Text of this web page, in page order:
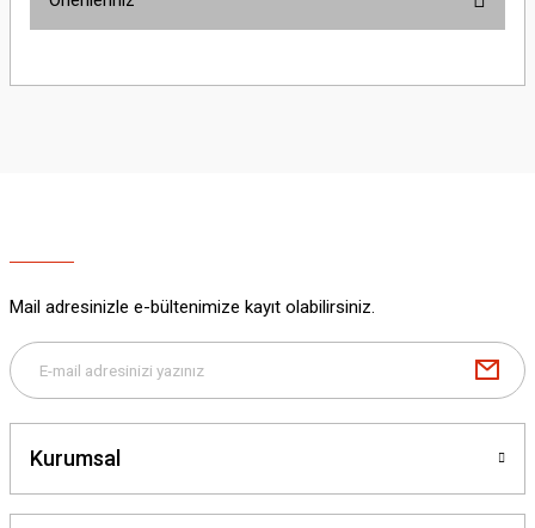
yetersiz gördüğünüz noktaları öneri formunu kullanarak tarafımıza
Bu ürüne benzer farklı alternatifler olmalı.
Mail adresinizle e-bültenimize kayıt olabilirsiniz.
Kurumsal